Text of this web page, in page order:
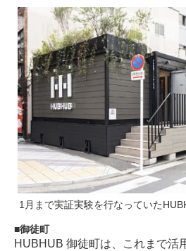
1月まで実証実験を行なっていた
御徒町
HUBHUB 御徒町は、これまで活